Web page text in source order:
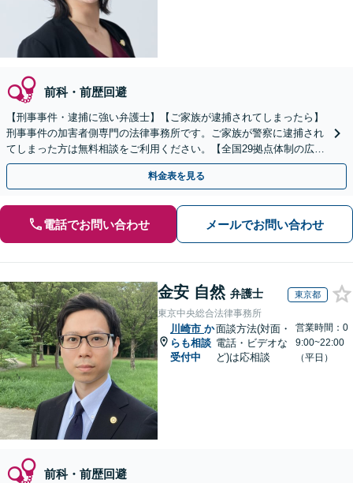
前科・前歴回避
【刑事事件・逮捕に強い弁護士】【ご家族が逮捕されてしまったら】
刑事事件の加害者側専門の法律事務所です。ご家族が警察に逮捕され
てしまった方は無料相談をご利用ください。【全国29拠点体制の広域
対応】【弁護士待機中/当日中の電話相談可(予約制)】
料金表を見る
電話でお問い合わせ メールでお問い合わせ
金安 自然 弁護士 東京都
東京中央総合法律事務所
川崎市 か
らも相談
受付中
面談方法(対面・
電話・ビデオな
ど)は応相談
営業時間：0
9:00~22:00
（平日）
前科・前歴回避